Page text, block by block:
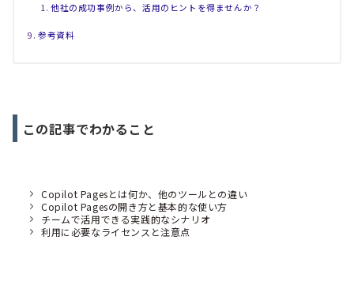
他社の成功事例から、活用のヒントを得ませんか？
参考資料
この記事でわかること
Copilot Pagesとは何か、他のツールとの違い
Copilot Pagesの開き方と基本的な使い方
チームで活用できる実践的なシナリオ
利用に必要なライセンスと注意点